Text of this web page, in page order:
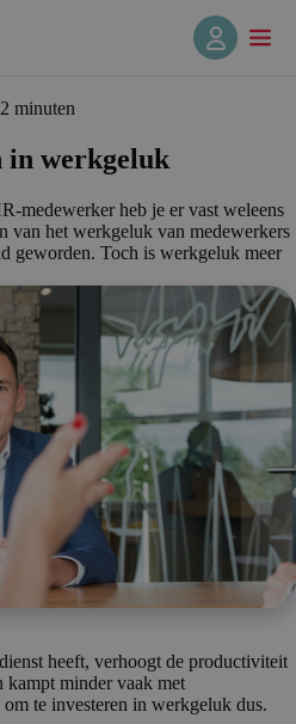
minuten
in werkgeluk
medewerker heb je er vast weleens
van het werkgeluk van medewerkers
geworden. Toch is werkgeluk meer
heeft, verhoogt de productiviteit
kampt minder vaak met
te investeren in werkgeluk dus.